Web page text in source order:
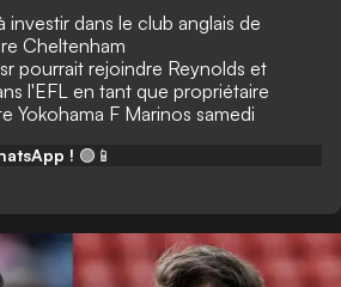
investir dans le club anglais de
Cheltenham
pourrait rejoindre Reynolds et
l'EFL en tant que propriétaire
Yokohama F Marinos samedi
! 🟢📱